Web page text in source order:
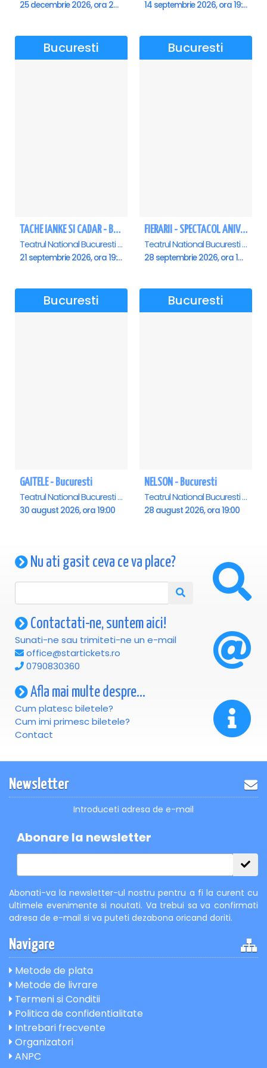
25 decembrie 2026, ora 20:00 14 septembrie 2026, ora 19:00
Bucuresti
TACHE IANKE SI CADAR - Bucuresti
Teatrul National Bucuresti - Sala Ion Caramitru, Bucuresti
21 septembrie 2026, ora 19:00
Bucuresti
FIERARII - SPECTACOL ANIVERSAR GEORGE MIHĂIȚĂ
Teatrul National Bucuresti - Sala Ion Caramitru, Bucuresti
28 septembrie 2026, ora 19:00
Bucuresti
GAITELE - Bucuresti
Teatrul National Bucuresti - Sala Ion Caramitru, Bucuresti
30 august 2026, ora 19:00
Bucuresti
NELSON - Bucuresti
Teatrul National Bucuresti - Sala Ion Caramitru, Bucuresti
28 august 2026, ora 19:00
Nu ati gasit ceva ce va place?
Contactati-ne, suntem aici!
Sunati-ne sau trimiteti-ne un e-mail
office@startickets.ro
0790830360
Afla mai multe despre...
Cum platesc biletele?
Cum imi primesc biletele?
Contact
Newsletter
Introduceti adresa de e-mail
Abonare la newsletter
Abonati-va la newsletter-ul nostru pentru a fi la curent cu
ultimele evenimente si noutati. Va trebui sa va confirmati
adresa de e-mail si va puteti dezabona oricand doriti.
Navigare
Metode de plata
Metode de livrare
Termeni si Conditii
Politica de confidentialitate
Intrebari frecvente
Organizatori
ANPC